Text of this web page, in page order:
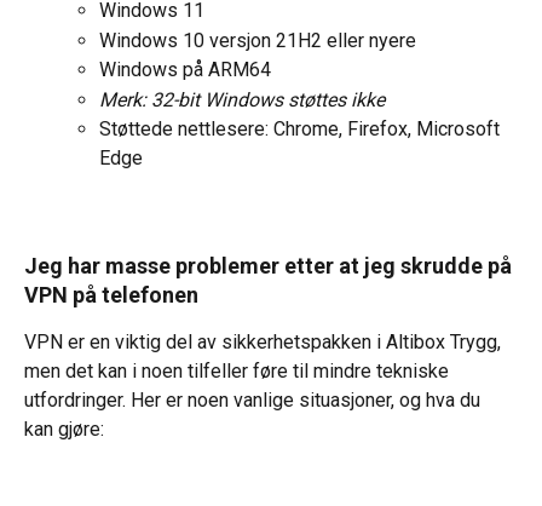
Windows 11
Windows 10 versjon 21H2 eller nyere
Windows på ARM64
Merk: 32-bit Windows støttes ikke
Støttede nettlesere: Chrome, Firefox, Microsoft
Edge
Jeg har masse problemer etter at jeg skrudde på
VPN på telefonen
VPN er en viktig del av sikkerhetspakken i Altibox Trygg,
men det kan i noen tilfeller føre til mindre tekniske
utfordringer. Her er noen vanlige situasjoner, og hva du
kan gjøre: